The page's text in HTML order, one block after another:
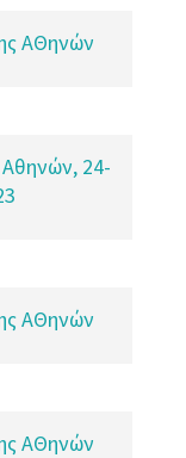
ΑΘηνών
24-
ΑΘηνών
ΑΘηνών